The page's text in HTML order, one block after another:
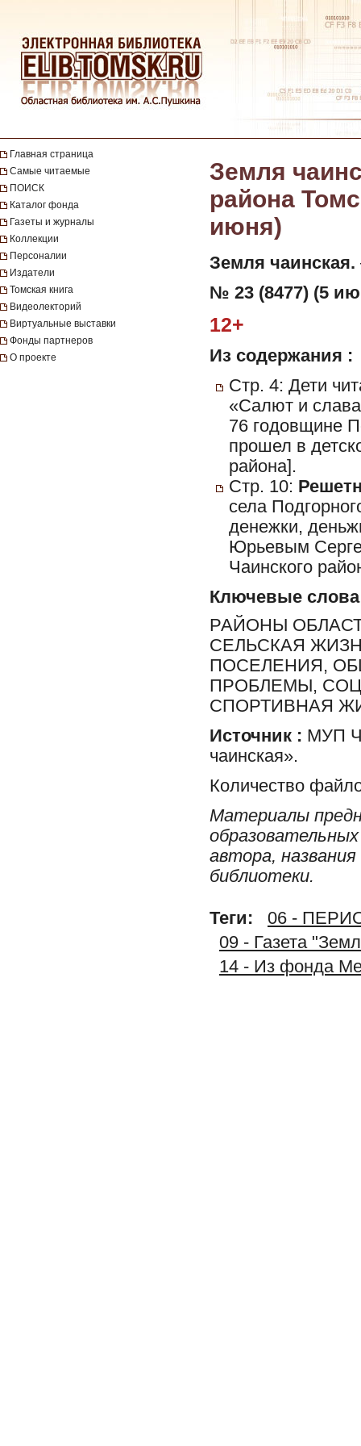
Главная страница
Самые читаемые
ПОИСК
Каталог фонда
Газеты и журналы
Коллекции
Персоналии
Издатели
Томская книга
Видеолекторий
Виртуальные выставки
Фонды партнеров
О проекте
Земля
района
июня)
Земля чаинская.
№ 23 (8477) (5
12+
Из содержания :
Стр. 4: Дети
«Салют и
76 годовщине
прошел в
района].
Стр. 10:
села
денежки,
Юрьевым
Чаинского
Ключевые слова
РАЙОНЫ
СЕЛЬСКАЯ
ПОСЕЛЕНИЯ,
ПРОБЛЕМЫ,
СПОРТИВНАЯ
Источник : МУП
чаинская».
Количество
Материалы
автора,
библиотеки.
Теги:
06 -
09 - Газета
14 - Из фонда